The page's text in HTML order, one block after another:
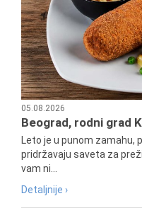
05.08.2026
Beograd, rodni grad
Leto je u punom zamahu,
pridržavaju saveta za
vam ni...
Detaljnije ›